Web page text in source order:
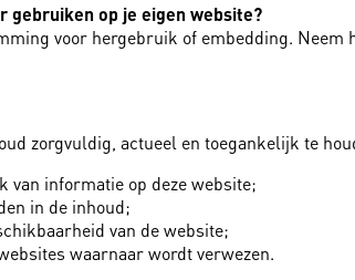
gebruiken op je eigen website?
voor hergebruik of embedding.
zorgvuldig, actueel en toegankelijk te
van informatie op deze website;
in de inhoud;
van de website;
waarnaar wordt verwezen.